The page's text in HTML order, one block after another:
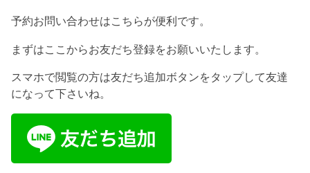
予約お問い合わせはこちらが便利です。
まずはここからお友だち登録をお願いいたします。
スマホで閲覧の方は友だち追加ボタンをタップして友達
になって下さいね。